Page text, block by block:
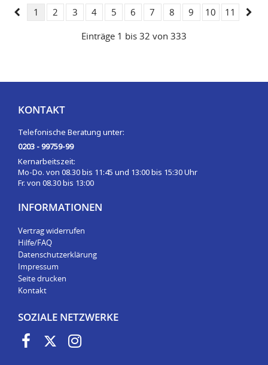
1 2 3 4 5 6 7 8 9 10
11
Einträge 1 bis 32 von 333
KONTAKT
Telefonische Beratung unter:
0203 - 99759-99
Kernarbeitszeit:
Mo-Do. von 08.30 bis 11:45 und 13:00 bis 15:30 Uhr
Fr. von 08.30 bis 13:00
INFORMATIONEN
Vertrag widerrufen
Hilfe/FAQ
Datenschutzerklärung
Impressum
Seite drucken
Kontakt
SOZIALE NETZWERKE